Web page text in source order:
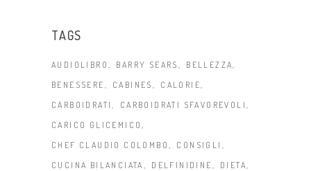
TAGS
AUDIOLIBRO BARRY SEARS
BELLEZZA
BENESSERE
CABINES
CALORIE
CARBOIDRATI
CARBOIDRATI SFAVOREVOLI
CARICO GLICEMICO
CHEF CLAUDIO COLOMBO
CONSIGLI
CUCINA BILANCIATA
DELFINIDINE
DIETA